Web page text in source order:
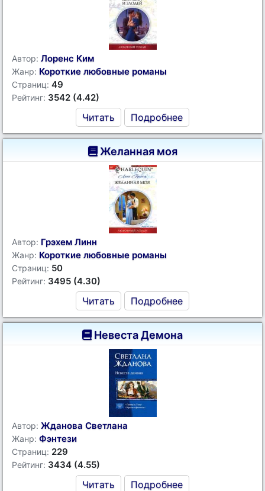
Автор: Лоренс Ким
Жанр: Короткие любовные романы
Страниц: 49
Рейтинг: 3542 (4.42)
Читать Подробнее
Желанная моя
Автор: Грэхем Линн
Жанр: Короткие любовные романы
Страниц: 50
Рейтинг: 3495 (4.30)
Читать Подробнее
Невеста Демона
Автор: Жданова Светлана
Жанр: Фэнтези
Страниц: 229
Рейтинг: 3434 (4.55)
Читать Подробнее